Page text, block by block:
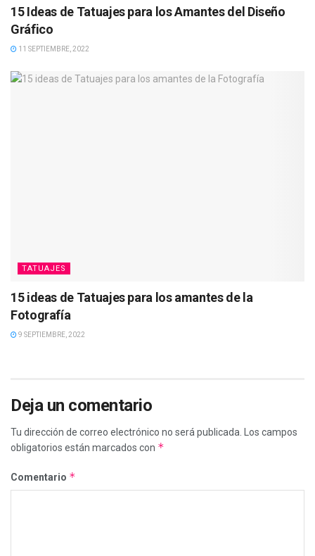
15 Ideas de Tatuajes para los Amantes del Diseño
Gráfico
11 SEPTIEMBRE, 2022
TATUAJES
15 ideas de Tatuajes para los amantes de la
Fotografía
9 SEPTIEMBRE, 2022
Deja un comentario
Tu dirección de correo electrónico no será publicada.
Los campos
obligatorios están marcados con *
Comentario *